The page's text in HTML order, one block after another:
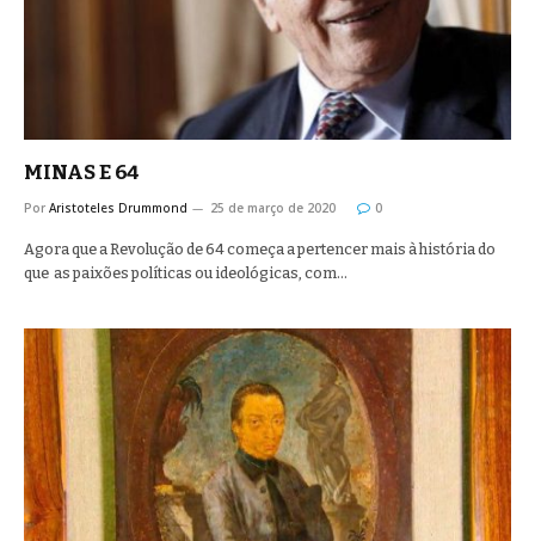
MINAS E 64
Por Aristoteles Drummond 25 de março de 2020 0
Agora que a Revolução de 64 começa a pertencer mais à história do
que as paixões políticas ou ideológicas, com…